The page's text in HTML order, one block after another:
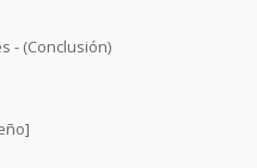
- (Conclusión)